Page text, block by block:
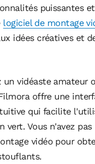
puissantes
logiciel de montage
idées créatives et
un vidéaste amateur
offre une
qui facilite
vert. Vous n'avez
vidéo pour